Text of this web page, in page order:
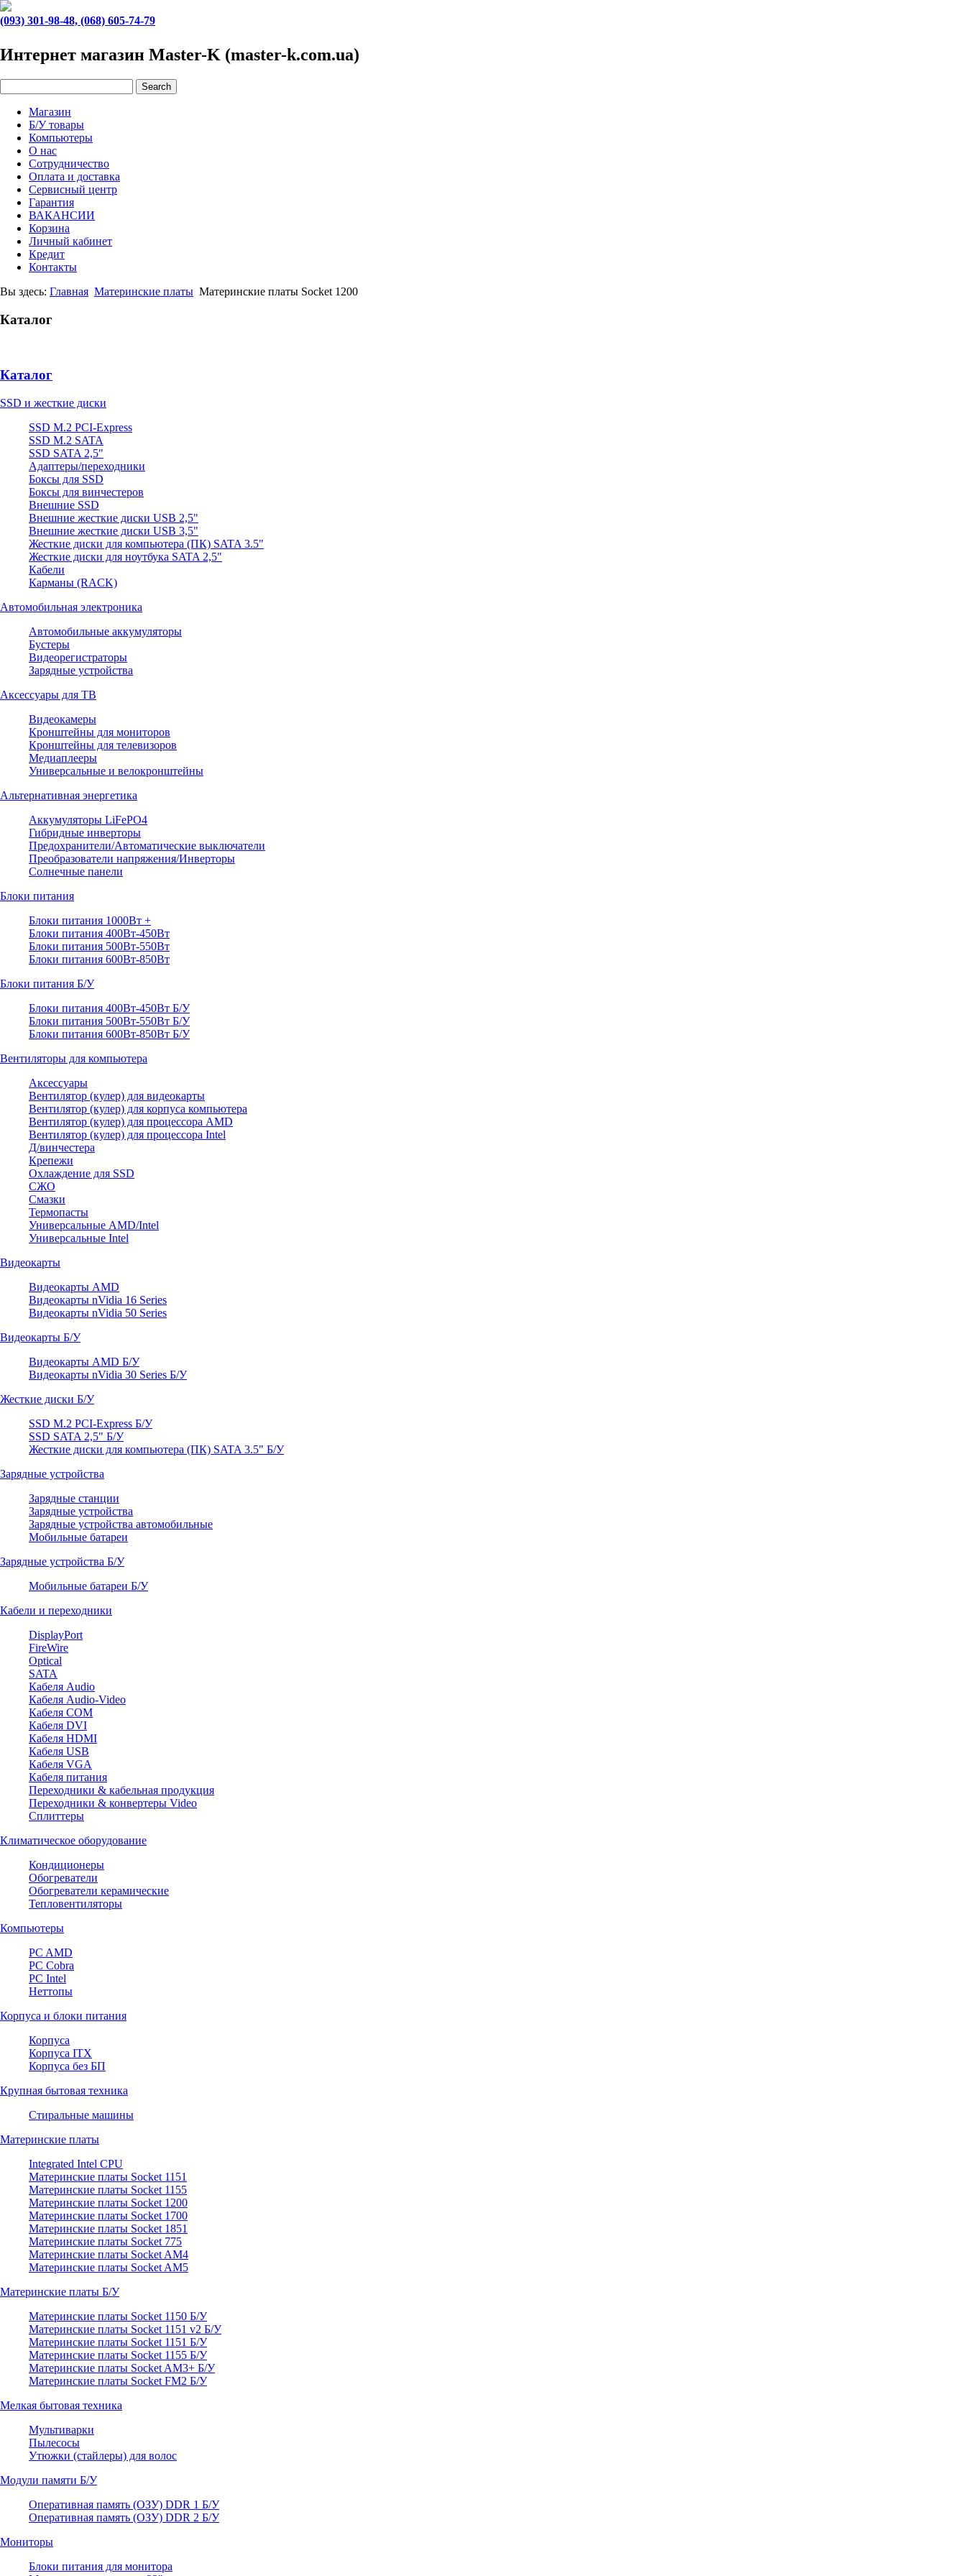
(093) 301-98-48, (068) 605-74-79
Интернет магазин Master-K (master-k.com.ua)
Магазин
Б/У товары
Компьютеры
О нас
Сотрудничество
Оплата и доставка
Сервисный центр
Гарантия
ВАКАНСИИ
Корзина
Личный кабинет
Кредит
Контакты
Вы здесь: Главная Материнские платы Материнские платы Socket 1200
Каталог
Каталог
SSD и жесткие диски
SSD M.2 PCI-Express
SSD M.2 SATA
SSD SATA 2,5"
Адаптеры/переходники
Боксы для SSD
Боксы для винчестеров
Внешние SSD
Внешние жесткие диски USB 2,5"
Внешние жесткие диски USB 3,5"
Жесткие диски для компьютера (ПК) SATA 3.5"
Жесткие диски для ноутбука SATA 2,5"
Кабели
Карманы (RACK)
Автомобильная электроника
Автомобильные аккумуляторы
Бустеры
Видеорегистраторы
Зарядные устройства
Аксессуары для ТВ
Видеокамеры
Кронштейны для мониторов
Кронштейны для телевизоров
Медиаплееры
Универсальные и велокронштейны
Альтернативная энергетика
Аккумуляторы LiFePO4
Гибридные инверторы
Предохранители/Автоматические выключатели
Преобразователи напряжения/Инверторы
Солнечные панели
Блоки питания
Блоки питания 1000Вт +
Блоки питания 400Вт-450Вт
Блоки питания 500Вт-550Вт
Блоки питания 600Вт-850Вт
Блоки питания Б/У
Блоки питания 400Вт-450Вт Б/У
Блоки питания 500Вт-550Вт Б/У
Блоки питания 600Вт-850Вт Б/У
Вентиляторы для компьютера
Аксессуары
Вентилятор (кулер) для видеокарты
Вентилятор (кулер) для корпуса компьютера
Вентилятор (кулер) для процессора AMD
Вентилятор (кулер) для процессора Intel
Д/винчестера
Крепежи
Охлаждение для SSD
СЖО
Смазки
Термопасты
Универсальные AMD/Intel
Универсальные Intel
Видеокарты
Видеокарты AMD
Видеокарты nVidia 16 Series
Видеокарты nVidia 50 Series
Видеокарты Б/У
Видеокарты AMD Б/У
Видеокарты nVidia 30 Series Б/У
Жесткие диски Б/У
SSD M.2 PCI-Express Б/У
SSD SATA 2,5" Б/У
Жесткие диски для компьютера (ПК) SATA 3.5" Б/У
Зарядные устройства
Зарядные станции
Зарядные устройства
Зарядные устройства автомобильные
Мобильные батареи
Зарядные устройства Б/У
Мобильные батареи Б/У
Кабели и переходники
DisplayPort
FireWire
Optical
SATA
Кабеля Audio
Кабеля Audio-Video
Кабеля COM
Кабеля DVI
Кабеля HDMI
Кабеля USB
Кабеля VGA
Кабеля питания
Переходники & кабельная продукция
Переходники & конвертеры Video
Сплиттеры
Климатическое оборудование
Кондиционеры
Обогреватели
Обогреватели керамические
Тепловентиляторы
Компьютеры
PC AMD
PC Cobra
PC Intel
Неттопы
Корпуса и блоки питания
Корпуса
Корпуса ITX
Корпуса без БП
Крупная бытовая техника
Стиральные машины
Материнские платы
Integrated Intel CPU
Материнские платы Socket 1151
Материнские платы Socket 1155
Материнские платы Socket 1200
Материнские платы Socket 1700
Материнские платы Socket 1851
Материнские платы Socket 775
Материнские платы Socket AM4
Материнские платы Socket AM5
Материнские платы Б/У
Материнские платы Socket 1150 Б/У
Материнские платы Socket 1151 v2 Б/У
Материнские платы Socket 1151 Б/У
Материнские платы Socket 1155 Б/У
Материнские платы Socket AM3+ Б/У
Материнские платы Socket FM2 Б/У
Мелкая бытовая техника
Мультиварки
Пылесосы
Утюжки (стайлеры) для волос
Модули памяти Б/У
Оперативная память (ОЗУ) DDR 1 Б/У
Оперативная память (ОЗУ) DDR 2 Б/У
Мониторы
Блоки питания для монитора